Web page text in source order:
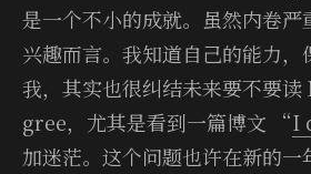
是一个不小的成就。虽然内卷严
兴趣而言。我知道自己的能力，
我，其实也很纠结未来要不要
gree，尤其是看到一篇博文 “I
加迷茫。这个问题也许在新的一